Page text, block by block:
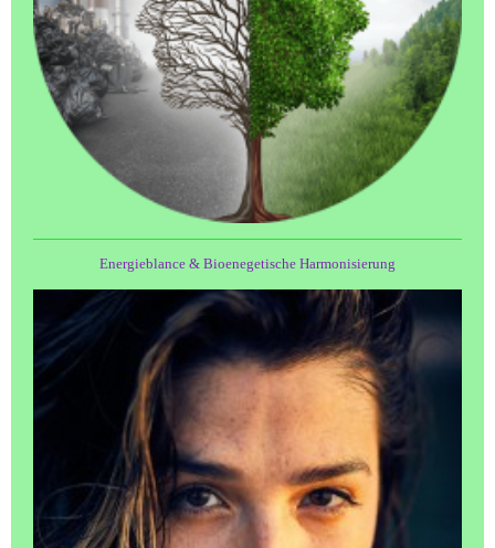
Energieblance & Bioenegetische Harmonisierung